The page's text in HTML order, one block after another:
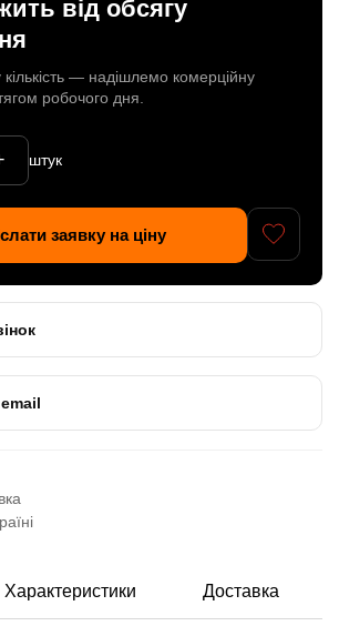
від обсягу
кількість — надішлемо комерційну
робочого дня.
штук
заявку на ціну
Характеристики Доставка
Патрони
Кабельна продукція
Продукція з пластика
Керамічні вироби
Металеві вироби